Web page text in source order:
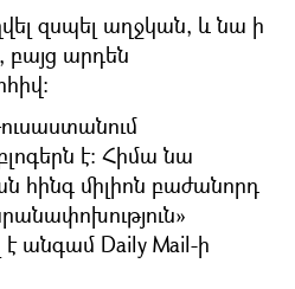
զսպել աղջկան, և նա ի
բայց արդեն
է։ Հիմա նա
հինգ միլիոն բաժանորդ
անգամ Daily Mail-ի